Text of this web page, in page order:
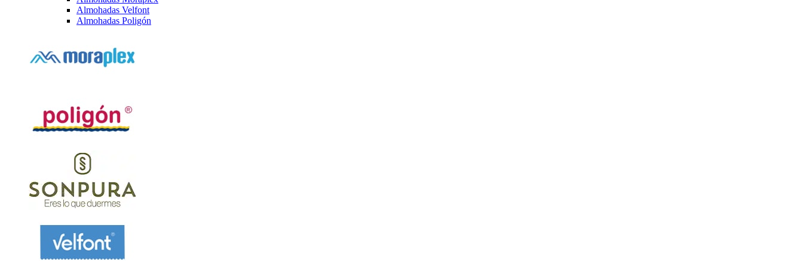
Almohadas Velfont
Almohadas Poligón